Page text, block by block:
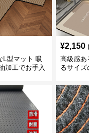
L型マット 吸
加工でお手入
¥2,150
高級感あ
るサイズ